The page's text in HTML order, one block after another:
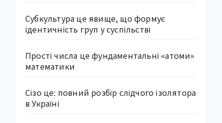
Субкультура це явище, що формує
ідентичність груп у суспільстві
Прості числа це фундаментальні «атоми»
математики
Сізо це: повний розбір слідчого ізолятора
в Україні